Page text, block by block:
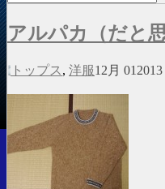
アルパカ（だと
トップス , 洋服12月 01 2013